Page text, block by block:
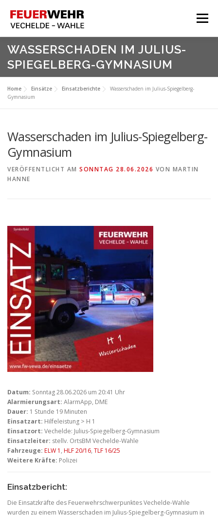
Inhalt
springen
Menü
HOME
Aktuelles
Über Uns
WASSERSCHADEN IM JULIUS-
SPIEGELBERG-GYMNASIUM
Home Einsätze Einsatzberichte
Wasserschaden im Julius-Spiegelberg-
Gymnasium
Wasserschaden im Julius-Spiegelberg-
Gymnasium
VERÖFFENTLICHT AM SONNTAG 28.06.2026 VON MARTIN
HANNE
Datum: Sonntag 28.06.2026 um 20:41 Uhr
Alarmierungsart: AlarmApp, DME
Dauer: 1 Stunde 19 Minuten
Einsatzart: Hilfeleistung > H 1
Einsatzort: Vechelde: Julius-Spiegelberg-Gymnasium
Einsatzleiter: stellv. OrtsBM Vechelde-Wahle
Fahrzeuge: ELW 1 , HLF 20/16, TLF 16/25
Weitere Kräfte: Polizei
Einsatzbericht:
Die Einsatzkräfte des Feuerwehrschwerpunktes Vechelde-Wahle
wurden zu einem Wasserschaden im Julius-Spiegelberg-Gymnasium in